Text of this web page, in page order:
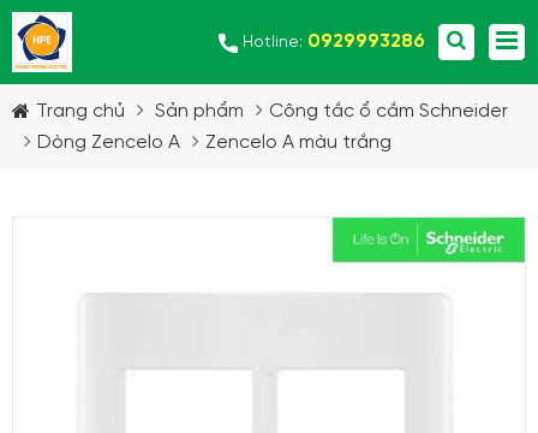
Hotline: 0929993286
Trang chủ Sản phẩm
Công tắc ổ cắm Schneider
Dòng Zencelo A
Zencelo A màu trắng